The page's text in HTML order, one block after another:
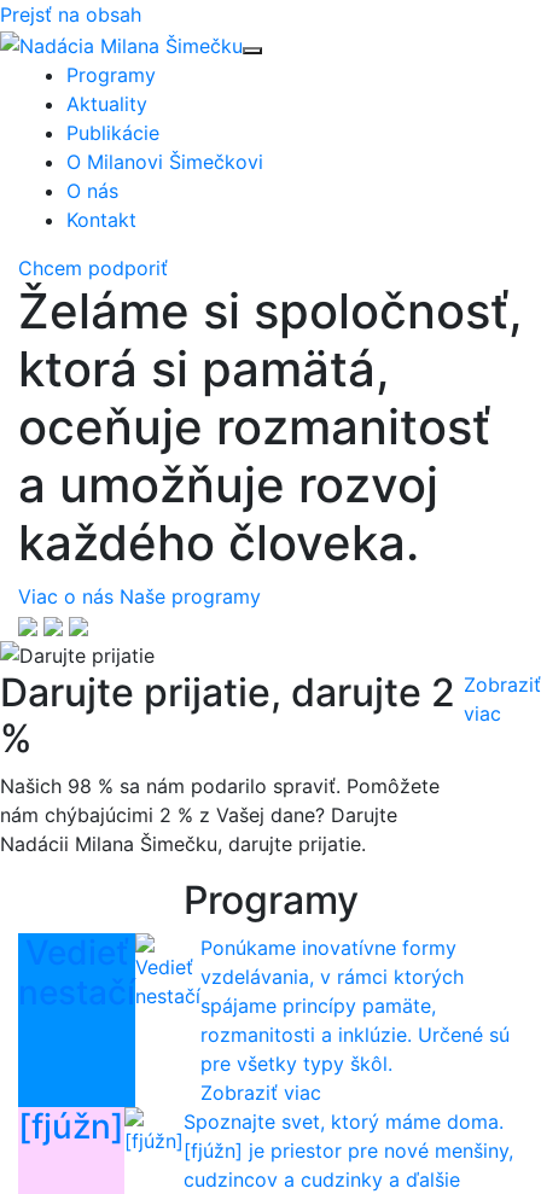
Prejsť na obsah
Programy
Aktuality
Publikácie
O Milanovi Šimečkovi
O nás
Kontakt
Chcem podporiť
Želáme si spoločnosť,
ktorá si pamätá,
oceňuje rozmanitosť
a umožňuje rozvoj
každého človeka.
Viac o nás Naše programy
Darujte prijatie, darujte 2
%
Našich 98 % sa nám podarilo spraviť. Pomôžete
nám chýbajúcimi 2 % z Vašej dane? Darujte
Nadácii Milana Šimečku, darujte prijatie.
Zobraziť
viac
Programy
Ponúkame inovatívne formy
vzdelávania, v rámci ktorých
spájame princípy pamäte,
rozmanitosti a inklúzie. Určené sú
pre všetky typy škôl.
Zobraziť viac
[fjúžn]
Spoznajte svet, ktorý máme doma.
[fjúžn] je priestor pre nové menšiny,
cudzincov a cudzinky a ďalšie